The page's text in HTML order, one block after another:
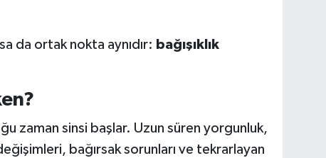
da ortak nokta aynıdır: bağışıklık
zaman sinsi başlar. Uzun süren yorgunluk,
bağırsak sorunları ve tekrarlayan